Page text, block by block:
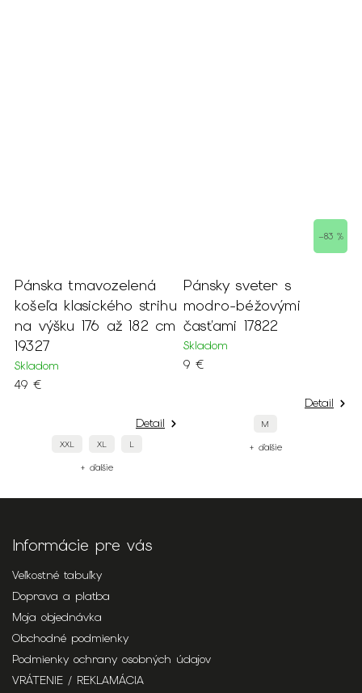
tmavozelená
klasického strihu
výšku 176 až 182 cm
€
Detail
+ ďalšie
–83 %
Pánsky sveter s
modro-béžovými
časťami 17822
Skladom
9 €
Detail
+ ďalšie
Informácie pre vás
Veľkostné tabuľky
Doprava a platba
Moja objednávka
Obchodné podmienky
Podmienky ochrany osobných údajov
VRÁTENIE / REKLAMÁCIA